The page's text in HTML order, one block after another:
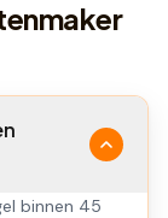
binnen 45